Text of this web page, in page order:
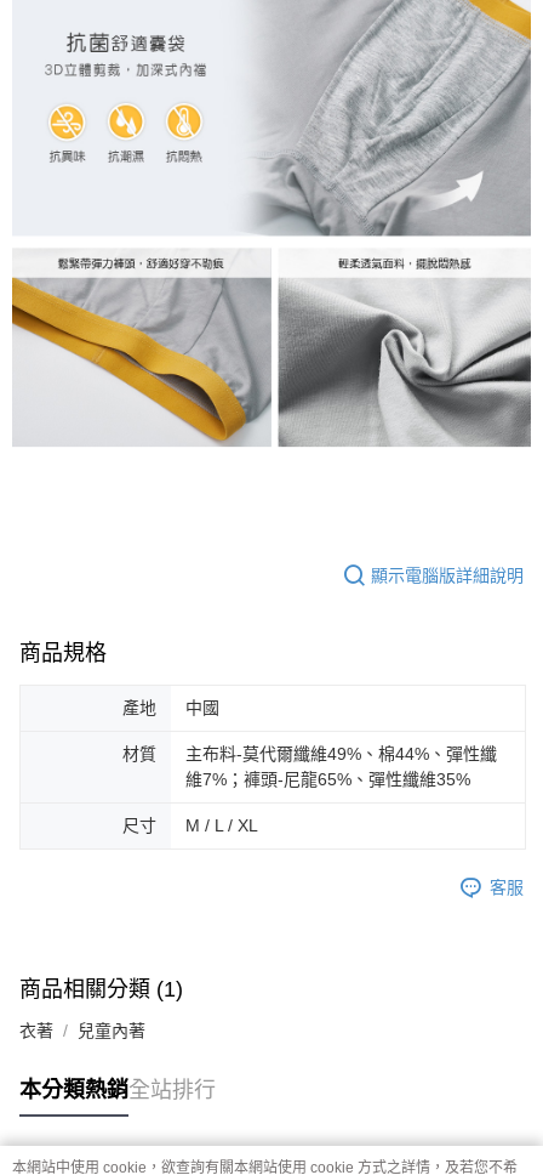
顯示電腦版詳細說明
商品規格
產地 中國
材質
主布料-莫代爾纖維49%、棉44%、彈性纖
維7%；褲頭-尼龍65%、彈性纖維35%
尺寸 M / L / XL
客服
商品相關分類 (1)
衣著 兒童內著
本分類熱銷全站排行
本網站中使用 cookie，欲查詢有關本網站使用 cookie 方式之詳情，及若您不希